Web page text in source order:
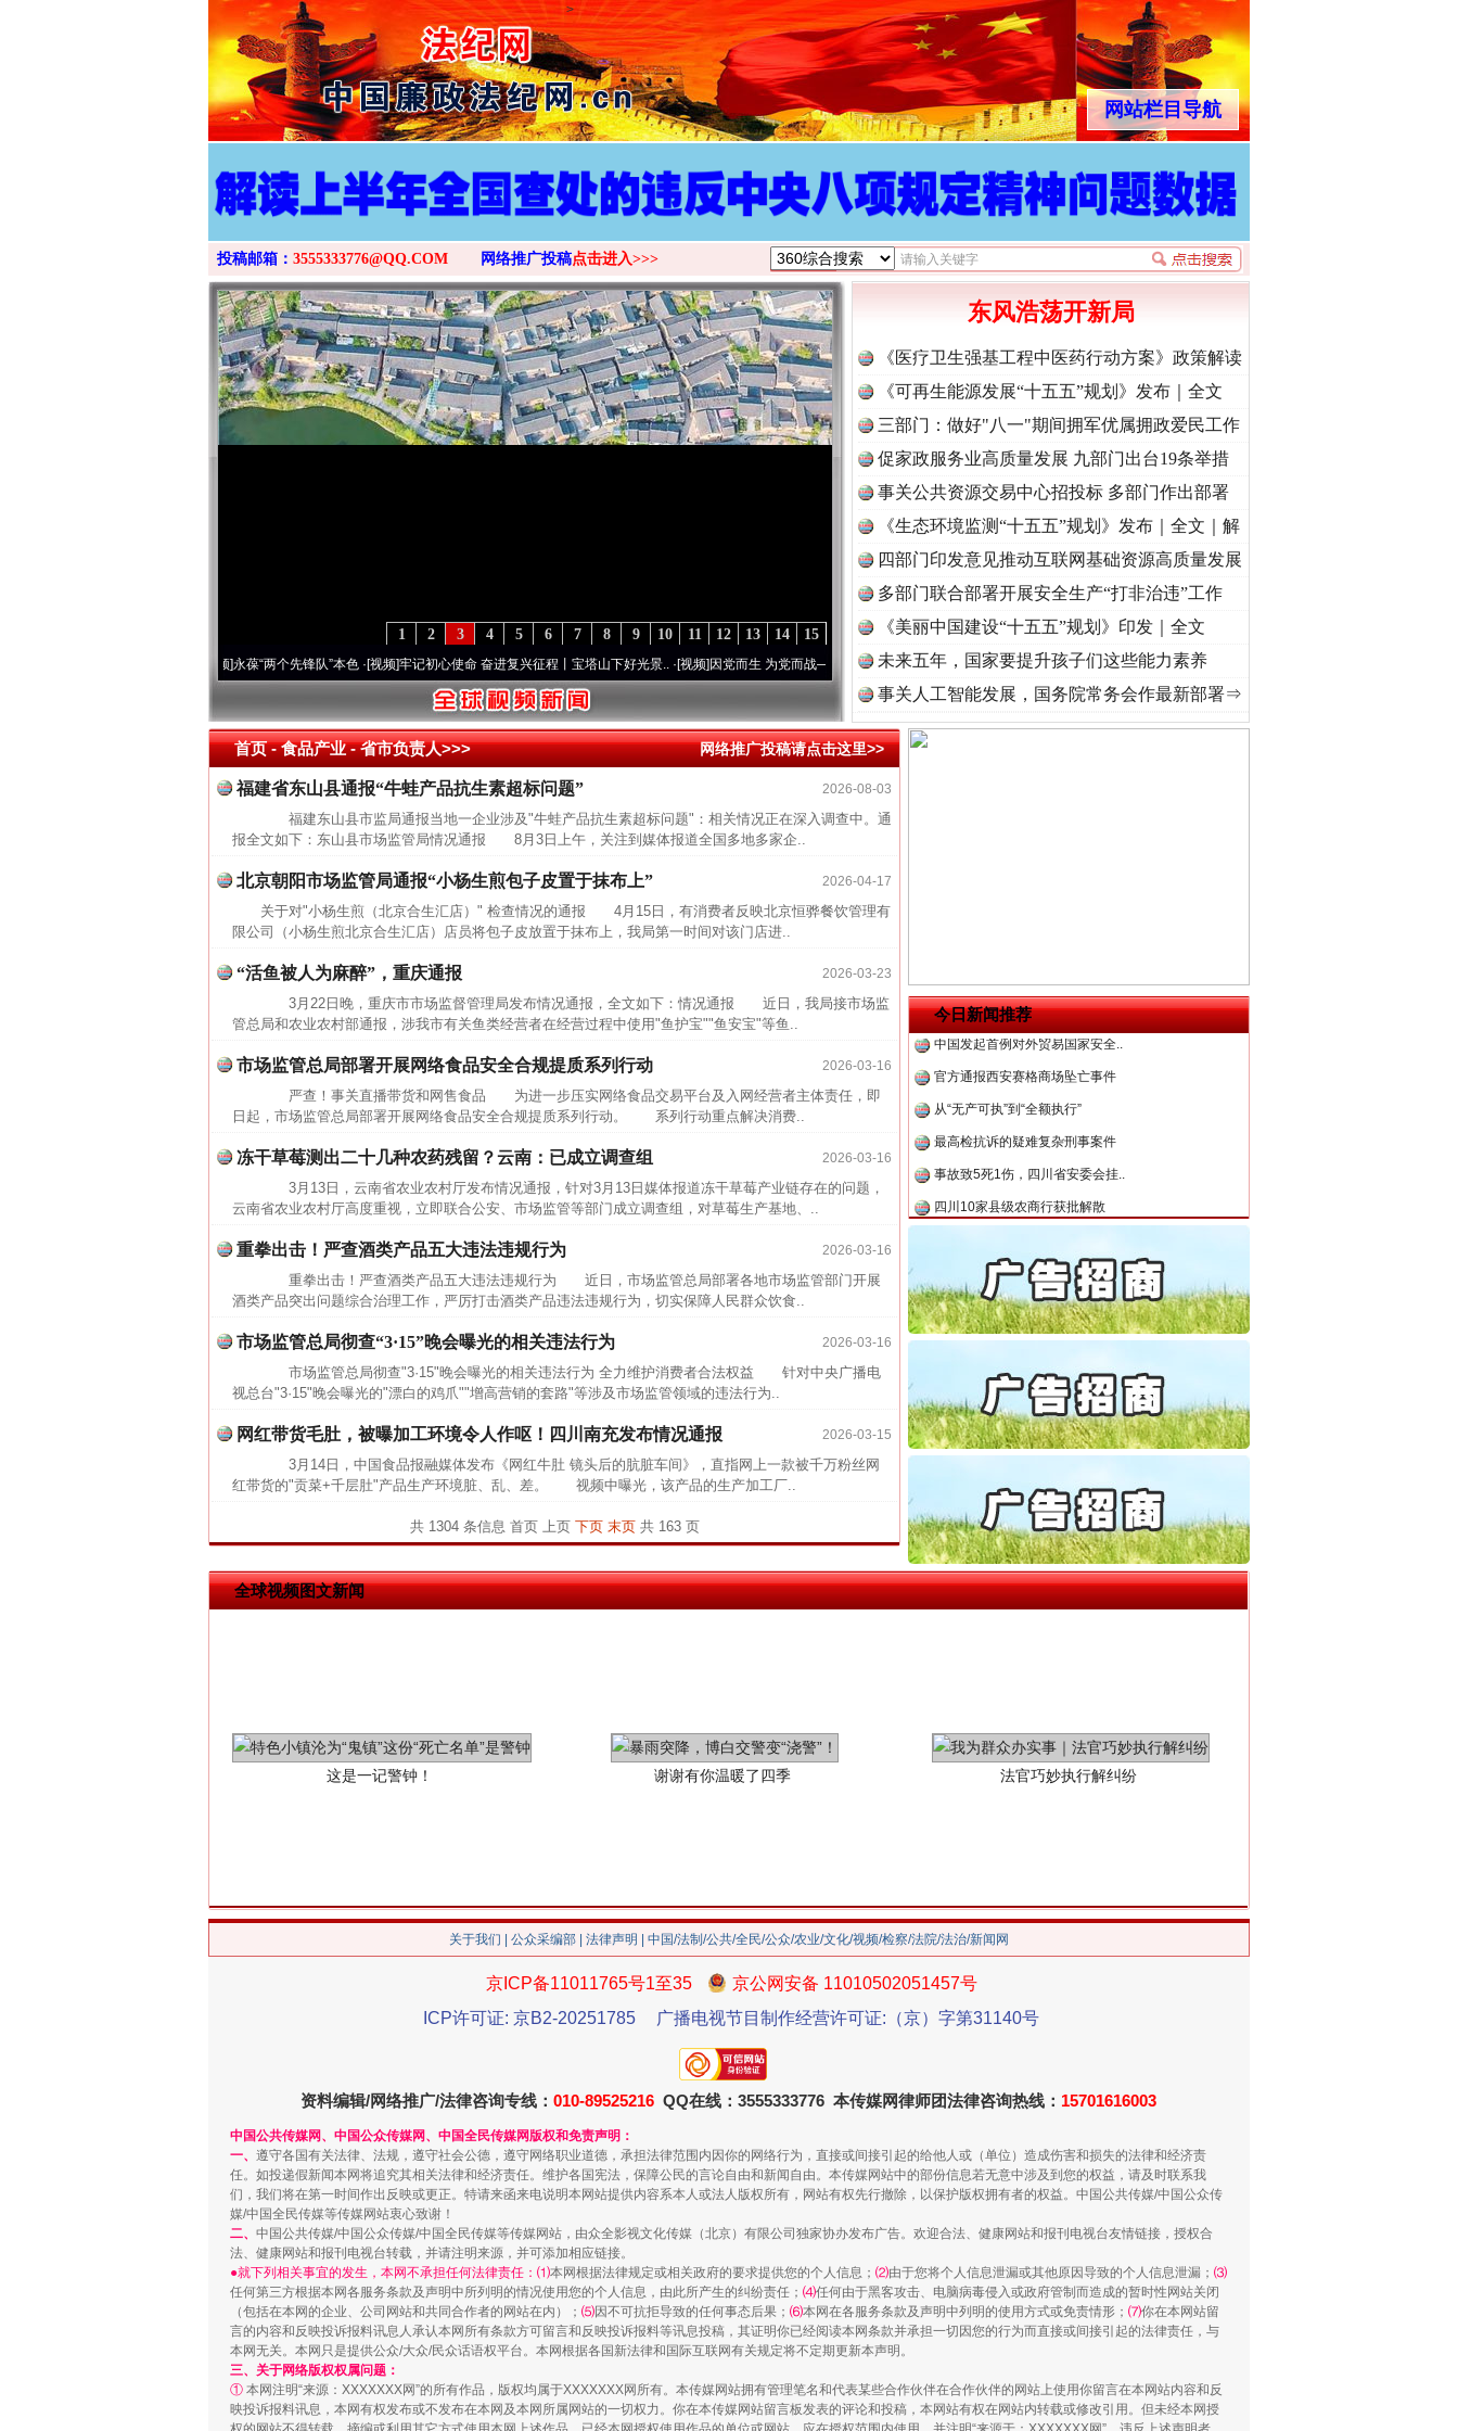
>
网站栏目导航
投稿邮箱： 3555333776@QQ.COM 网络推广投稿点击进入>>>
15
14
13
12
11
10
9
8
7
6
5
4
3
2
1
永葆“两个先锋队”本色·[视频]牢记初心使命 奋进复兴征程丨宝塔山下好光景..·[视频]因党而生 为党而战——百年“纪”事⑧加强纪律..·[视频]牢记初心使命 奋进复兴征程丨“转折之城”激荡..
东风浩荡开新局
《医疗卫生强基工程中医药行动方案》政策解读
《可再生能源发展“十五五”规划》发布｜全文
三部门：做好"八一"期间拥军优属拥政爱民工作
促家政服务业高质量发展 九部门出台19条举措
事关公共资源交易中心招投标 多部门作出部署
《生态环境监测“十五五”规划》发布｜全文｜解
读
四部门印发意见推动互联网基础资源高质量发展
多部门联合部署开展安全生产“打非治违”工作
《美丽中国建设“十五五”规划》印发｜全文
未来五年，国家要提升孩子们这些能力素养
事关人工智能发展，国务院常务会作最新部署⇒
首页- 食品产业 -省市负责人>>> 网络推广投稿请点击这里>>
2026-08-03
福建省东山县通报“牛蛙产品抗生素超标问题”
福建东山县市监局通报当地一企业涉及"牛蛙产品抗生素超标问题"：相关情况正在深入调查中。通
报全文如下：东山县市场监管局情况通报 8月3日上午，关注到媒体报道全国多地多家企..
2026-04-17
北京朝阳市场监管局通报“小杨生煎包子皮置于抹布上”
关于对"小杨生煎（北京合生汇店）" 检查情况的通报 4月15日，有消费者反映北京恒骅餐饮管理有
限公司（小杨生煎北京合生汇店）店员将包子皮放置于抹布上，我局第一时间对该门店进..
2026-03-23
“活鱼被人为麻醉”，重庆通报
3月22日晚，重庆市市场监督管理局发布情况通报，全文如下：情况通报 近日，我局接市场监
管总局和农业农村部通报，涉我市有关鱼类经营者在经营过程中使用"鱼护宝""鱼安宝"等鱼..
2026-03-16
市场监管总局部署开展网络食品安全合规提质系列行动
严查！事关直播带货和网售食品 为进一步压实网络食品交易平台及入网经营者主体责任，即
日起，市场监管总局部署开展网络食品安全合规提质系列行动。 系列行动重点解决消费..
2026-03-16
冻干草莓测出二十几种农药残留？云南：已成立调查组
3月13日，云南省农业农村厅发布情况通报，针对3月13日媒体报道冻干草莓产业链存在的问题，
云南省农业农村厅高度重视，立即联合公安、市场监管等部门成立调查组，对草莓生产基地、..
2026-03-16
重拳出击！严查酒类产品五大违法违规行为
重拳出击！严查酒类产品五大违法违规行为 近日，市场监管总局部署各地市场监管部门开展
酒类产品突出问题综合治理工作，严厉打击酒类产品违法违规行为，切实保障人民群众饮食..
2026-03-16
市场监管总局彻查“3·15”晚会曝光的相关违法行为
市场监管总局彻查"3·15"晚会曝光的相关违法行为 全力维护消费者合法权益 针对中央广播电
视总台"3·15"晚会曝光的"漂白的鸡爪""增高营销的套路"等涉及市场监管领域的违法行为..
2026-03-15
网红带货毛肚，被曝加工环境令人作呕！四川南充发布情况通报
3月14日，中国食品报融媒体发布《网红牛肚 镜头后的肮脏车间》，直指网上一款被千万粉丝网
红带货的"贡菜+千层肚"产品生产环境脏、乱、差。 视频中曝光，该产品的生产加工厂..
共 1304 条信息 首页 上页 下页 末页共 163 页
今日新闻推荐
中方对6家美国实体采取反制措..
中国发起首例对外贸易国家安全..
官方通报西安赛格商场坠亡事件
从“无产可执”到“全额执行”
最高检抗诉的疑难复杂刑事案件
事故致5死1伤，四川省安委会挂..
四川10家县级农商行获批解散
半生相守，一别两宽：这场老年..
26万保费，离婚时为何要分走一..
杨天誉，不得录用为公务员
传销头目出狱后办书院暴力管教..
四川省公安厅征集新型黑恶违法..
中方对6家美国实体采取反制措..
中国发起首例对外贸易国家安全..
从“无产可执”到“全额执行”
最高检抗诉的疑难复杂刑事案件
事故致5死1伤，四川省安委会挂..
四川10家县级农商行获批解散
全球视频图文新闻
网上购药对药下症？
茶叶“炒上天”
“神药”背后的真相
这是一记警钟！ 谢谢有你温暖了四季 法官巧妙执行解纠纷
今年投资意愿榜揭晓 新中国诞生的见证
习近平的博鳌关键词
魏明亮严重违纪违法案透视
千亩耕地变“别墅”
关于我们 公众采编部 法律声明 | 中国/法制/公共/全民/公众/农业/文化/视频/检察/法院/法治/新闻网
京ICP备11011765号1至35
京公网安备 11010502051457号
ICP许可证: 京B2-20251785
广播电视节目制作经营许可证:（京）字第31140号
资料编辑/网络推广/法律咨询专线： 010-89525216 QQ在线：3555333776 本传媒网律师团法律咨询热线： 15701616003
中国公共传媒网、中国公众传媒网、中国全民传媒网版权和免责声明：
一、 遵守各国有关法律、法规，遵守社会公德，遵守网络职业道德，承担法律范围内因你的网络行为，直接或间接引起的给他人或（单位）造成伤害和损失的法律和经济责
任。如投递假新闻本网将追究其相关法律和经济责任。维护各国宪法，保障公民的言论自由和新闻自由。本传媒网站中的部份信息若无意中涉及到您的权益，请及时联系我
们，我们将在第一时间作出反映或更正。特请来函来电说明本网站提供内容系本人或法人版权所有，网站有权先行撤除，以保护版权拥有者的权益。中国公共传媒/中国公众传
媒/中国全民传媒等传媒网站衷心致谢！
二、 中国公共传媒/中国公众传媒/中国全民传媒等传媒网站，由众全影视文化传媒（北京）有限公司独家协办发布广告。欢迎合法、健康网站和报刊电视台友情链接，授权合
法、健康网站和报刊电视台转载，并请注明来源，并可添加相应链接。
●就下列相关事宜的发生，本网不承担任何法律责任：⑴本网根据法律规定或相关政府的要求提供您的个人信息； ⑵由于您将个人信息泄漏或其他原因导致的个人信息泄漏； ⑶
任何第三方根据本网各服务条款及声明中所列明的情况使用您的个人信息，由此所产生的纠纷责任； ⑷任何由于黑客攻击、电脑病毒侵入或政府管制而造成的暂时性网站关闭
（包括在本网的企业、公司网站和共同合作者的网站在内）； ⑸因不可抗拒导致的任何事态后果； ⑹本网在各服务条款及声明中列明的使用方式或免责情形； ⑺你在本网站留
言的内容和反映投诉报料讯息人承认本网所有条款方可留言和反映投诉报料等讯息投稿，其证明你已经阅读本网条款并承担一切因您的行为而直接或间接引起的法律责任，与
本网无关。本网只是提供公众/大众/民众话语权平台。本网根据各国新法律和国际互联网有关规定将不定期更新本声明。
三、关于网络版权权属问题：
① 本网注明“来源：XXXXXXX网”的所有作品，版权均属于XXXXXXX网所有。本传媒网站拥有管理笔名和代表某些合作伙伴在合作伙伴的网站上使用你留言在本网站内容和反
映投诉报料讯息，本网有权发布或不发布在本网及本网所属网站的一切权力。你在本传媒网站留言板发表的评论和投稿，本网站有权在网站内转载或修改引用。但未经本网授